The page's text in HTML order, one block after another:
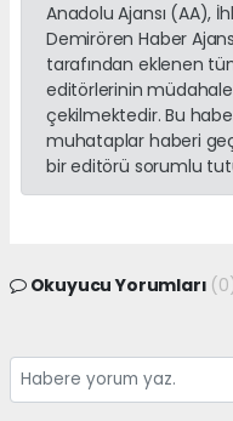
Anadolu Ajansı (AA),
Demirören Haber
tarafından eklenen
editörlerinin
çekilmektedir. Bu
muhataplar haberi
bir editörü sorumlu
Okuyucu Yorumları